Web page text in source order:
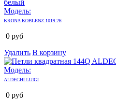
Модель:
KRONA KOBLENZ 1019 26
0 руб
Удалить В корзину
Модель:
ALDEGHI LUIGI
0 руб